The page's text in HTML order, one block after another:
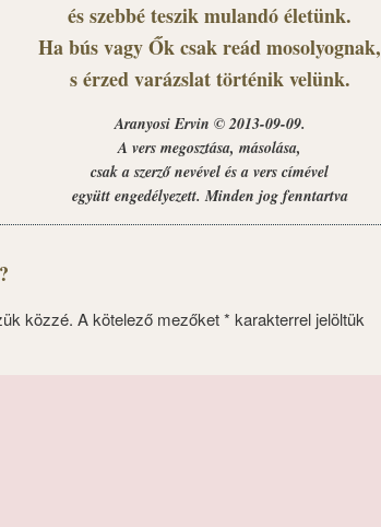
és szebbé teszik mulandó életünk.
Ha bús vagy Ők csak reád mosolyognak,
s érzed varázslat történik velünk.
Aranyosi Ervin © 2013-09-09.
A vers megosztása, másolása,
csak a szerző nevével és a vers címével
együtt engedélyezett. Minden jog fenntartva
közzé. A kötelező mezőket* karakterrel jelöltük